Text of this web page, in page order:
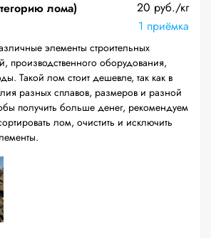
лома)
20 руб./кг
1 приёмка
элементы строительных
производственного оборудования,
Такой лом стоит дешевле, так как в
разных сплавов, размеров и разной
получить больше денег, рекомендуем
лом, очистить и исключить